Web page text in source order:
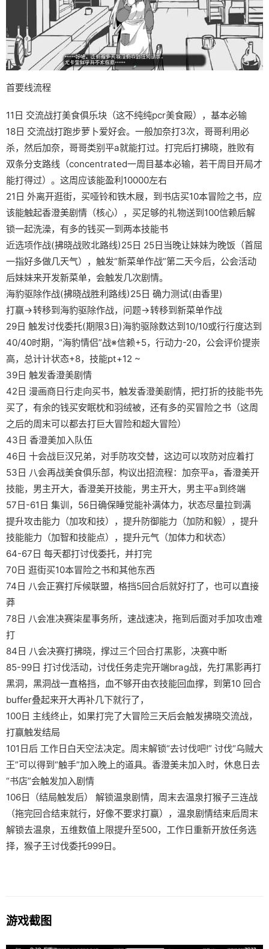
首要线流程
11日 交流战打美食俱乐块（这不纯纯pcr美食殿），基本必输
18日 交流战打跑步萝卜爱好会。一般加奈打3次，哥哥利用必
杀，然后加奈，哥哥类别平a就能打过。打完后打拂晓，胜败有
双条分支路线（concentrated一周目基本必输，若干周目开局才
能打得过）。这周应该能盈利10000左右
21日 外离开逛街，买哑铃和铁木屐，到书店买10本冒险之书，应
该能触起香澄美剧情（核心），买足够的礼物送到100信赖后解
锁一起洗澡，有多的钱买一到两本技能书
近选项作战(拂晓战败北路线)25日 25日当晚让妹妹为晚饭（首屈
一指好多做几天气），触发“新菜单作战”第二天今后，公会活动
后妹妹来开发新菜单，会触发几次剧情。
海豹驱除作战(拂晓战胜利路线)25日 确力测试(由香里)
打赢→转移到海豹驱除作战，问题→转移到新菜单作战
29日 触发讨伐委托(期限3日)海豹驱除数达到10/10或行行度达到
40/40时期，“海豹情侣”战※信赖+5，行动力-20，公会评价提崇
高，总计计状态+8，技能pt+12 ~
39日 触发香澄美剧情
42日 漫画商日行走向买书，触发香澄美剧情，把打折的技能书先
买了，有余的钱买安眠枕和羽绒被，还有多的买冒险之书（这周
之后的周末可以都去打巨大冒险和超大冒险）
43日 香澄美加入队伍
46日 十会战巨汉兄弟，对手防攻交替，这边可以攻防对应着打
53日 八会再战美食俱乐部，构议出招流程：加奈平a，香澄美开
技能，男主开大，香澄美开技能，男主开大，男主平a到终端
57日-61日 集训，56日确保睡觉能补满体力，状态尽量拉到满
提升攻击能力（加攻和技），提升防御能力（加防和毅），提升
技能能力（加智和技能点），提升元气（加体力和状态）
64-67日 每天都打讨伐委托，并打完
70日 逛街买10本冒险之书和其他东西
74日 八会正赛打斥候联盟，格挡5回合后就好打了，也可以直接
莽
78日 八会准决赛柒星事务所，速战速决，拖到后面对手加攻击难
打
84日 八会决赛打拂晓，撑过三个回合打黑影，决赛中断
85-99日 打讨伐活动，讨伐任务走完开端brag战，先打黑影再打
黑洞，黑洞战一直格挡，血不够开由衣技能回血撑，到第10 回合
buffer叠起来开大再补几下就行了，
100日 主线终止，如果打完了大冒险三天后会触发拂晓交流战，
打赢触发结局
101日后 工作日白天空法决定。周末解锁“去讨伐吧!” 讨伐“乌贼大
王”可以得到“触手”加入晚上的道具。香澄美未加入时，休息日去
“书店”会触发加入剧情
106日（结局触发后） 解锁温泉剧情，周末去温泉打猴子三连战
（拖完回合结束就行，好像不要求打赢），温泉剧情结束后周末
解锁去温泉，五维数值上限提升至500，工作日重新开放任务选
择，猴子王讨伐委托999日。
游戏截图